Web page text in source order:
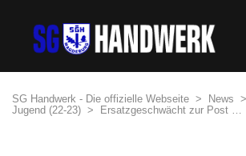
SG Handwerk - Die offizielle Webseite > News >
Jugend (22-23) > Ersatzgeschwächt zur Post …